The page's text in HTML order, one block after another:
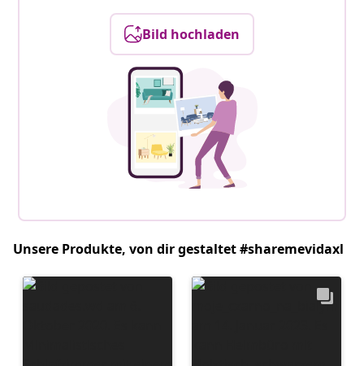
Bild hochladen
Unsere Produkte, von dir gestaltet #sharemevidaxl